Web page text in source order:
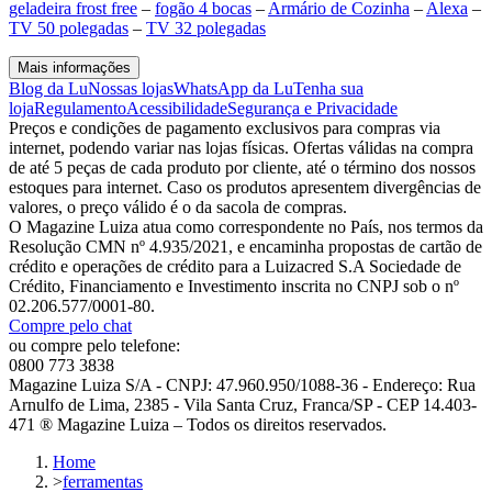
geladeira frost free – fogão 4 bocas – Armário de Cozinha – Alexa –
TV 50 polegadas – TV 32 polegadas
Mais informações
Blog da LuNossas lojasWhatsApp da LuTenha sua
lojaRegulamentoAcessibilidadeSegurança e Privacidade
Preços e condições de pagamento exclusivos para compras via
internet, podendo variar nas lojas físicas. Ofertas válidas na compra
de até 5 peças de cada produto por cliente, até o término dos nossos
estoques para internet. Caso os produtos apresentem divergências de
valores, o preço válido é o da sacola de compras.
O Magazine Luiza atua como correspondente no País, nos termos da
Resolução CMN nº 4.935/2021, e encaminha propostas de cartão de
crédito e operações de crédito para a Luizacred S.A Sociedade de
Crédito, Financiamento e Investimento inscrita no CNPJ sob o nº
02.206.577/0001-80.
Compre pelo chat
ou compre pelo telefone:
0800 773 3838
Magazine Luiza S/A - CNPJ: 47.960.950/1088-36 - Endereço: Rua
Arnulfo de Lima, 2385 - Vila Santa Cruz, Franca/SP - CEP 14.403-
471 ® Magazine Luiza – Todos os direitos reservados.
Home
>ferramentas